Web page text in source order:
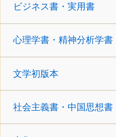
ビジネス書・実用書
心理学書・精神分析学書
文学初版本
社会主義書・中国思想書